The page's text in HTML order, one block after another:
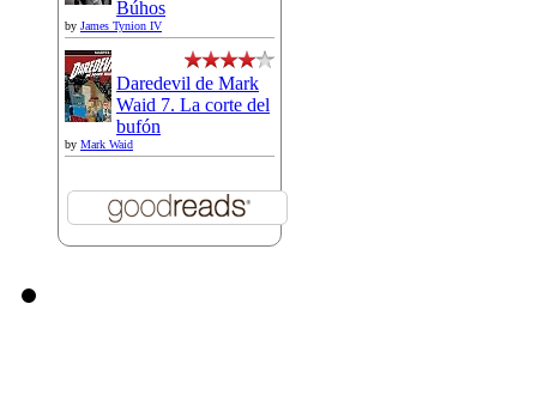
Búhos
by James Tynion IV
Daredevil de Mark
Waid 7. La corte del
bufón
by Mark Waid